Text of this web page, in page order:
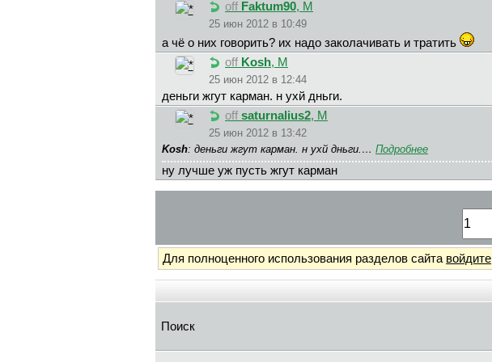
off Faktum90, М
25 июн 2012 в 10:49
а чё о них говорить? их надо заколачивать и тратить
off Kosh, М
25 июн 2012 в 12:44
деньги жгут карман. н ухй дньги.
off saturnalius2, М
25 июн 2012 в 13:42
Kosh: деньги жгут карман. н ухй дньги.… Подробнее
ну лучше уж пусть жгут карман
Для полноценного использования разделов сайта войдите
Поиск